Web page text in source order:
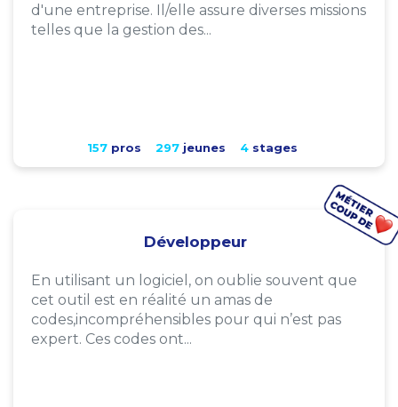
d'une entreprise. Il/elle assure diverses missions
telles que la gestion des...
157pros 297jeunes 4stages
Développeur
En utilisant un logiciel, on oublie souvent que
cet outil est en réalité un amas de
codes,incompréhensibles pour qui n’est pas
expert. Ces codes ont...